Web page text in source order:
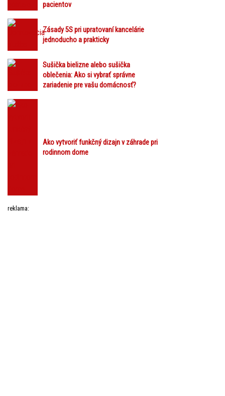
pacientov
Zásady 5S pri upratovaní kancelárie
jednoducho a prakticky
Sušička bielizne alebo sušička
oblečenia: Ako si vybrať správne
zariadenie pre vašu domácnosť?
Ako vytvoriť funkčný dizajn v záhrade pri
rodinnom dome
reklama: